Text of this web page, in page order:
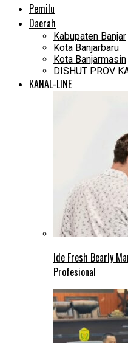
Pemilu
Daerah
Kabupaten Banjar
Kota Banjarbaru
Kota Banjarmasin
DISHUT PROV
KANAL-LINE
Ide Fresh Bearly
Profesional